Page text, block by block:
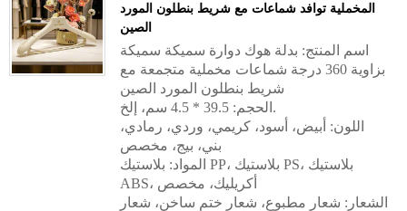
المخملية توافد شماعات مع شريط بنطلون المورد
الصين
اسم المنتج: بدلة هوك دوارة سميكة سميكة
بزاوية 360 درجة شماعات مخملية متجمعة مع
شريط بنطلون المورد الصين
الحجم: 39.5 * 4.5 سم، إلخ.
اللون: أبيض، أسود، كريمي، وردي، رمادي،
بني، بيج، مخصص
المواد: بلاستيك PP، بلاستيك PS، بلاستيك
ABS، أكريليك، مخصص
الشعار: شعار مطبوع، شعار ختم ساخن، شعار